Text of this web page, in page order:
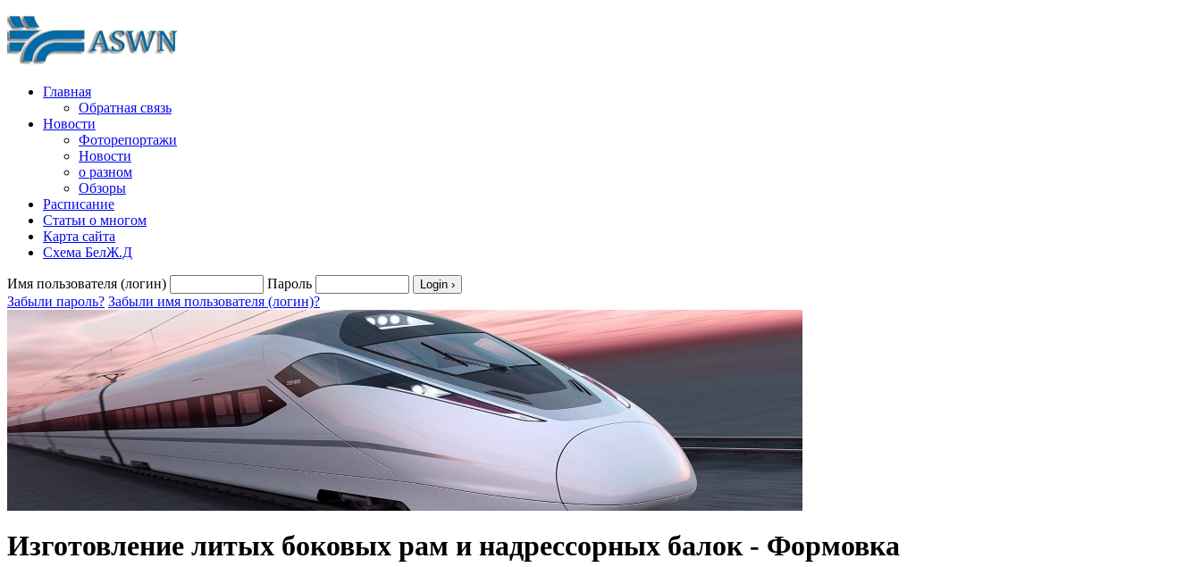
Главная
Обратная связь
Новости
Фоторепортажи
Новости
о разном
Обзоры
Расписание
Статьи о многом
Карта сайта
Схема БелЖ.Д
Имя пользователя (логин)
Пароль
Забыли пароль? Забыли имя пользователя (логин)?
Изготовление литых боковых рам и надрессорных балок - Формовка